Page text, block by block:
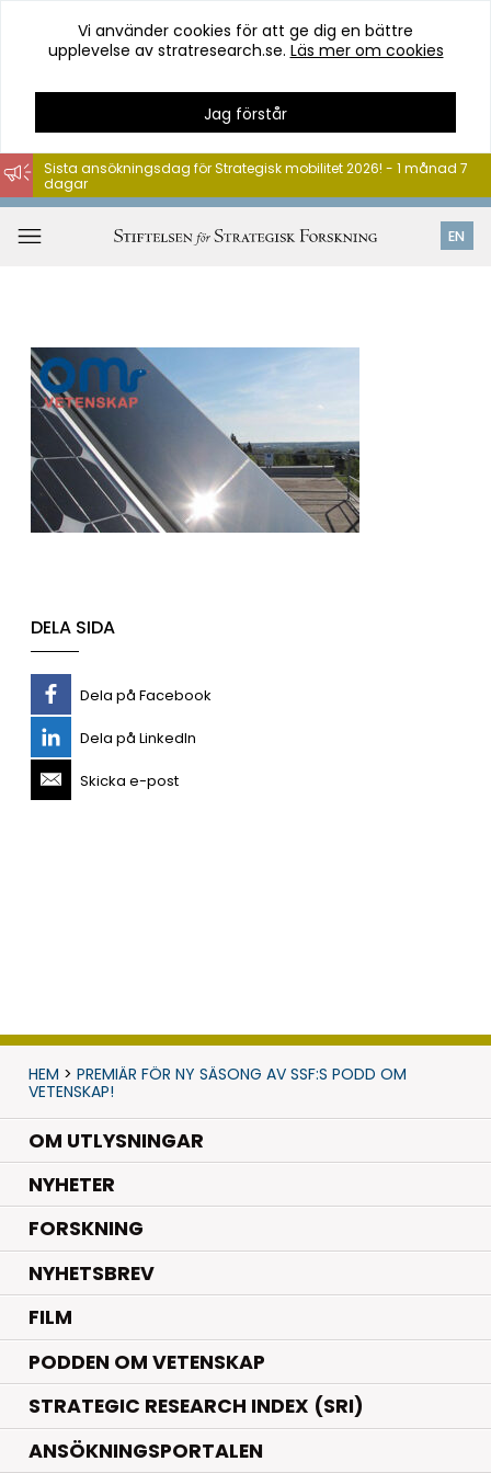
Hoppa
till
innehåll
Vi använder cookies för att ge dig en bättre
upplevelse av stratresearch.se. Läs mer om cookies
Jag förstår
EN
Sista ansökningsdag för Strategisk mobilitet 2026! - 1 månad 7
dagar
DELA SIDA
Dela på Facebook
Dela på LinkedIn
Skicka e-post
HEM > PREMIÄR FÖR NY SÄSONG AV SSF:S PODD OM
VETENSKAP!
OM UTLYSNINGAR
NYHETER.
FORSKNING.
NYHETSBREV
FILM
PODDEN OM VETENSKAP
STRATEGIC RESEARCH INDEX (SRI)
ANSÖKNINGSPORTALEN